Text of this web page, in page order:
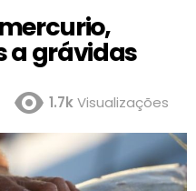
a grávidas
1.7kVisualizações